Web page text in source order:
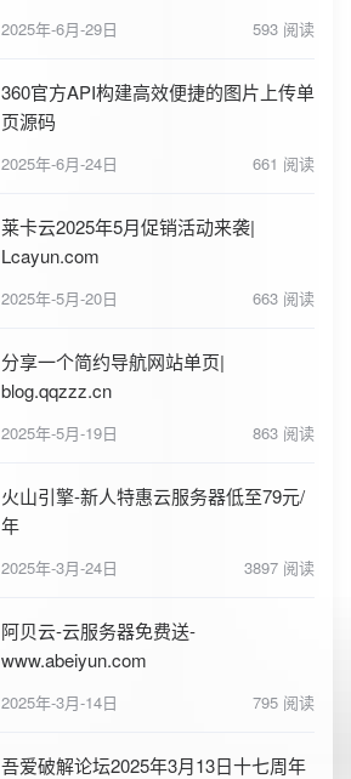
2025年-6月-29日 593 阅读
360官方API构建高效便捷的图片上传单
页源码
2025年-6月-24日 661 阅读
莱卡云2025年5月促销活动来袭|
Lcayun.com
2025年-5月-20日 663 阅读
分享一个简约导航网站单页|
blog.qqzzz.cn
2025年-5月-19日 863 阅读
火山引擎-新人特惠云服务器低至79元/
年
2025年-3月-24日 3897 阅读
阿贝云-云服务器免费送-
www.abeiyun.com
2025年-3月-14日 795 阅读
吾爱破解论坛2025年3月13日十七周年